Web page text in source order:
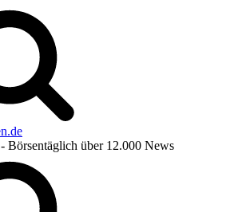
- Börsentäglich über 12.000 News